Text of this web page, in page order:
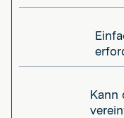
Kann